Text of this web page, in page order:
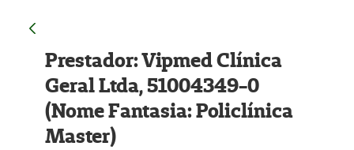
Prestador: Vipmed Clínica
Geral Ltda, 51004349-0
(Nome Fantasia: Policlínica
Master)